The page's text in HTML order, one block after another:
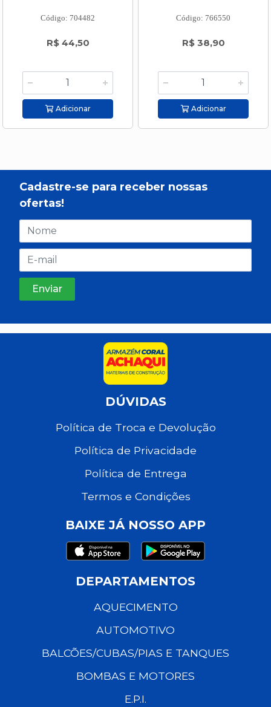
Código: 704482
R$ 44,50
Adicionar
Código: 766550
R$ 38,90
Adicionar
Cadastre-se para receber nossas
ofertas!
DÚVIDAS
Política de Troca e Devolução
Política de Privacidade
Política de Entrega
Termos e Condições
BAIXE JÁ NOSSO APP
DEPARTAMENTOS
AQUECIMENTO
AUTOMOTIVO
BALCÕES/CUBAS/PIAS E TANQUES
BOMBAS E MOTORES
E.P.I.